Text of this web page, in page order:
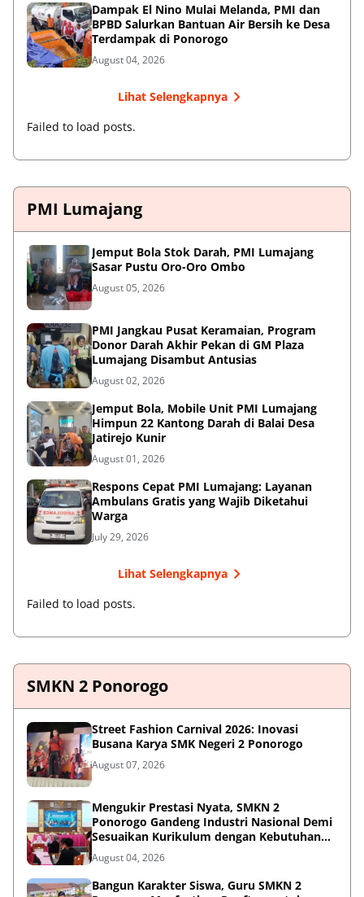
Dampak El Nino Mulai Melanda, PMI dan
BPBD Salurkan Bantuan Air Bersih ke Desa
Terdampak di Ponorogo
August 04, 2026
Lihat Selengkapnya
Failed to load posts.
PMI Lumajang
Jemput Bola Stok Darah, PMI Lumajang
Sasar Pustu Oro-Oro Ombo
August 05, 2026
PMI Jangkau Pusat Keramaian, Program
Donor Darah Akhir Pekan di GM Plaza
Lumajang Disambut Antusias
August 02, 2026
Jemput Bola, Mobile Unit PMI Lumajang
Himpun 22 Kantong Darah di Balai Desa
Jatirejo Kunir
August 01, 2026
Respons Cepat PMI Lumajang: Layanan
Ambulans Gratis yang Wajib Diketahui
Warga
July 29, 2026
Lihat Selengkapnya
Failed to load posts.
SMKN 2 Ponorogo
Street Fashion Carnival 2026: Inovasi
Busana Karya SMK Negeri 2 Ponorogo
August 07, 2026
Mengukir Prestasi Nyata, SMKN 2
Ponorogo Gandeng Industri Nasional Demi
Sesuaikan Kurikulum dengan Kebutuhan
Dunia Kerja
August 04, 2026
Bangun Karakter Siswa, Guru SMKN 2